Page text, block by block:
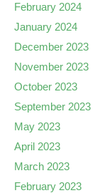
February 2024
January 2024
December 2023
November 2023
October 2023
September 2023
May 2023
April 2023
March 2023
February 2023